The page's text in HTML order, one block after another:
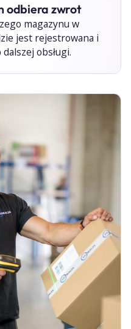
odbiera zwrot
magazynu w
jest rejestrowana i
obsługi.